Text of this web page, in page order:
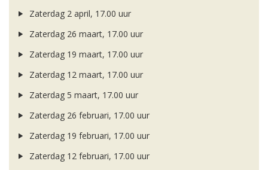
Zaterdag 2 april, 17.00 uur
Zaterdag 26 maart, 17.00 uur
Zaterdag 19 maart, 17.00 uur
Zaterdag 12 maart, 17.00 uur
Zaterdag 5 maart, 17.00 uur
Zaterdag 26 februari, 17.00 uur
Zaterdag 19 februari, 17.00 uur
Zaterdag 12 februari, 17.00 uur